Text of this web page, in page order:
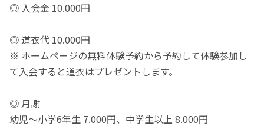
◎ 入会金 10.000円
◎ 道衣代 10.000円
※ ホームページの無料体験予約から予約して体験参加し
て入会すると道衣はプレゼントします。
◎ 月謝
幼児〜小学6年生 7.000円、中学生以上 8.000円